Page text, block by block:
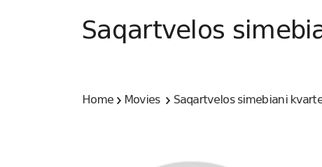
Saqartvelos
Home Movies Saqartvelos simebiani